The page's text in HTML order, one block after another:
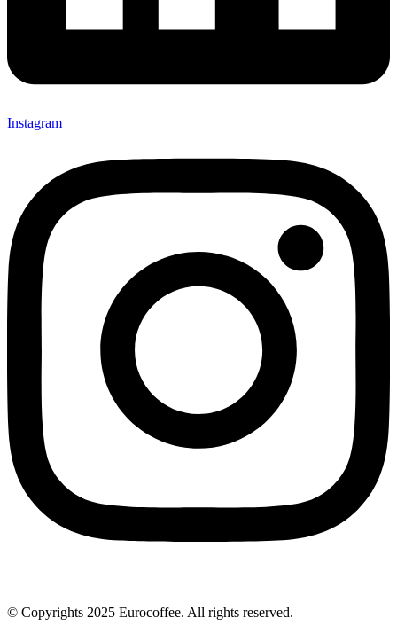
Instagram
© Copyrights 2025 Eurocoffee. All rights reserved.